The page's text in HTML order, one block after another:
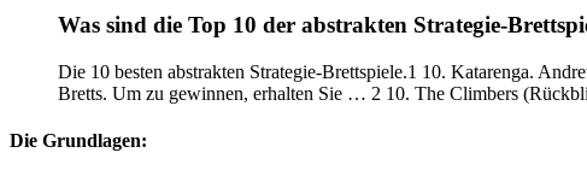
Was sind die Top 10 der abstrakten Strategie-
Die 10 besten abstrakten Strategie-Brettspiele.1 10. Katarenga.
Bretts. Um zu gewinnen, erhalten Sie … 2 10. The Climbers
Die Grundlagen: